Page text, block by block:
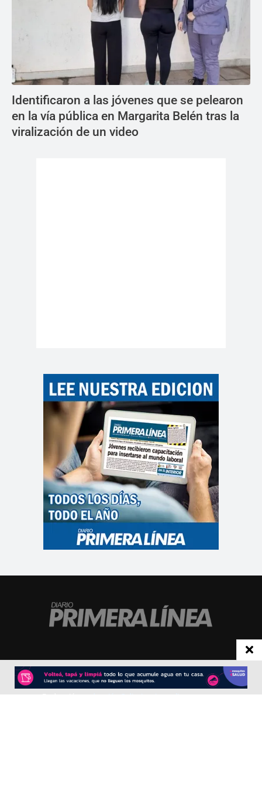
Identificaron a las jóvenes que se pelearon
en la vía pública en Margarita Belén tras la
viralización de un video
CONTACTO
Redacción:redacción@diarioprimeralinea.com.ar